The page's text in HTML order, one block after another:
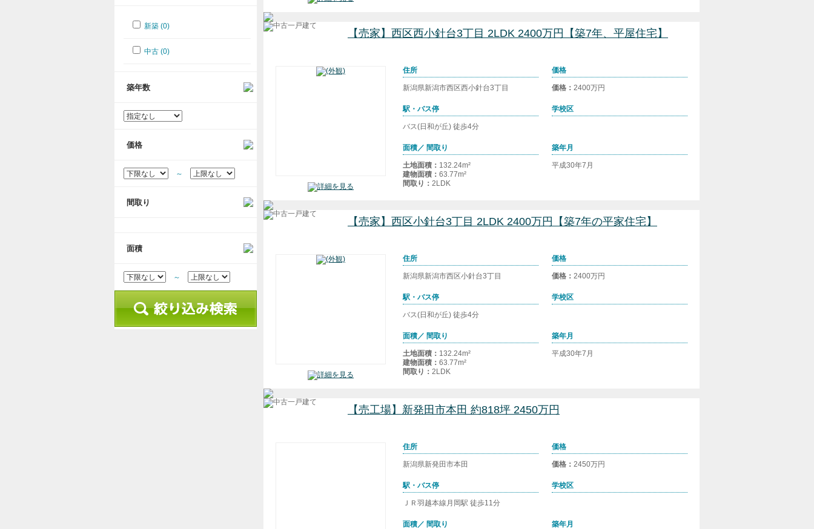
【売家】西区西小針台3丁目 2LDK 2400万円【築7年、平屋住宅】
住所
新潟県新潟市西区西小針台3丁目
価格
価格： 2400万円
駅・バス停
バス(日和が丘) 徒歩4分
学校区
面積／ 間取り
土地面積： 132.24m²
建物面積： 63.77m²
間取り： 2LDK
築年月
平成30年7月
【売家】西区小針台3丁目 2LDK 2400万円【築7年の平家住宅】
住所
新潟県新潟市西区小針台3丁目
価格
価格： 2400万円
駅・バス停
バス(日和が丘) 徒歩4分
学校区
面積／ 間取り
土地面積： 132.24m²
建物面積： 63.77m²
間取り： 2LDK
築年月
平成30年7月
【売工場】新発田市本田 約818坪 2450万円
住所
新潟県新発田市本田
価格
価格： 2450万円
駅・バス停
ＪＲ羽越本線月岡駅 徒歩11分
学校区
面積／ 間取り 築年月
新築 (0)
中古 (0)
築年数
価格
～
間取り
面積
～